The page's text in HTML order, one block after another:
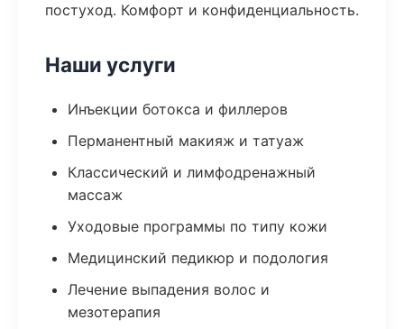
постуход. Комфорт и конфиденциальность.
Наши услуги
Инъекции ботокса и филлеров
Перманентный макияж и татуаж
Классический и лимфодренажный
массаж
Уходовые программы по типу кожи
Медицинский педикюр и подология
Лечение выпадения волос и
мезотерапия